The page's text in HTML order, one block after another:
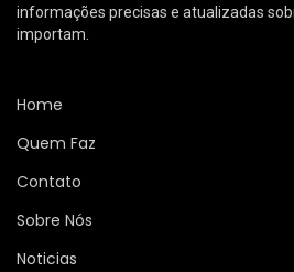
informações precisas e atualizadas
importam.
Home
Quem Faz
Contato
Sobre Nós
Noticias